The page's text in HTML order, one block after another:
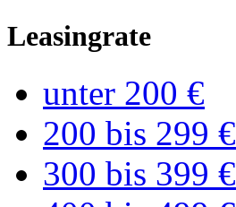
Leasingrate
unter 200 €
200 bis 299 €
300 bis 399 €